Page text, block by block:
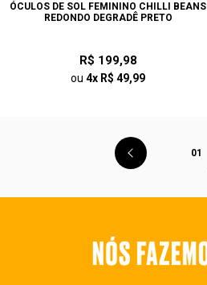
ÓCULOS DE SOL FEMININO CHILLI BEANS
REDONDO DEGRADÊ PRETO
R$ 199,98
ou4x R$ 49,99
01